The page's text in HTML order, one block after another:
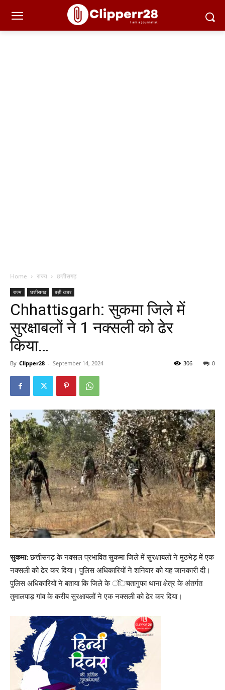
Home राज्य छत्तीसगढ़
राज्य छत्तीसगढ़ बड़ी खबर
Chhattisgarh: सुकमा जिले में
सुरक्षाबलों ने 1 नक्सली को ढेर
किया…
By Clipper28 - September 14, 2024 0
306
सुकमा:छत्तीसगढ़ के नक्सल प्रभावित सुकमा जिले में सुरक्षाबलों ने मुठभेड़ में एक
नक्सली को ढेर कर दिया। पुलिस अधिकारियों ने शनिवार को यह जानकारी दी।
पुलिस अधिकारियों ने बताया कि जिले के ंिचतागुफा थाना क्षेत्र के अंतर्गत
तुमालपाड़ गांव के करीब सुरक्षाबलों ने एक नक्सली को ढेर कर दिया।